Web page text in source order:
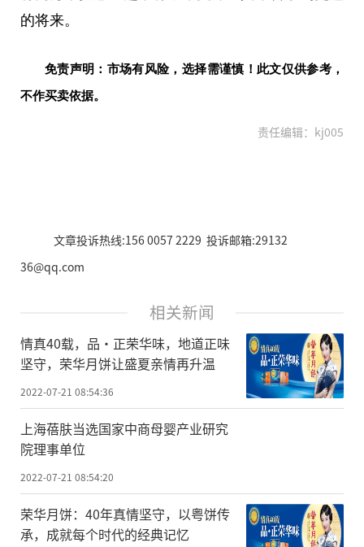
的将来。
免责声明：市场有风险，选择需谨慎！此文仅供参考，
不作买卖依据。
责任编辑：kj005
文章投诉热线:156 0057 2229 投诉邮箱:29132
36@qq.com
相关新闻
情真40载，品·正荣华味，地道正味
坚守，荣华月饼让盛夏亲情再升温
2022-07-21 08:54:36
上海蓓肤当选国家中商母婴产业研究
院理事单位
2022-07-21 08:54:20
荣华月饼：40年真情坚守，以粤饼传
承，成就每个时代的经典记忆